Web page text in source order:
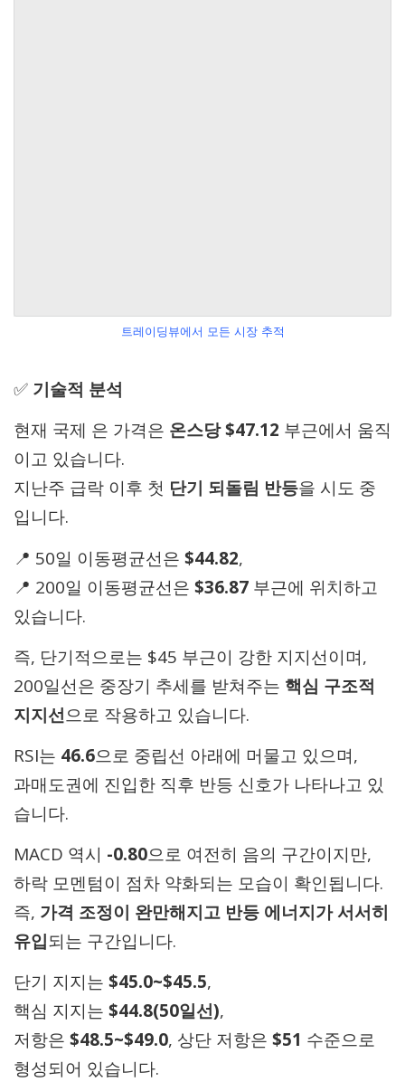
트레이딩뷰에서 모든 시장 추적
✅ 기술적 분석
현재 국제 은 가격은 온스당 $47.12 부근에서 움직
이고 있습니다.
지난주 급락 이후 첫 단기 되돌림 반등을 시도 중
입니다.
📍 50일 이동평균선은 $44.82,
📍 200일 이동평균선은 $36.87 부근에 위치하고
있습니다.
즉, 단기적으로는 $45 부근이 강한 지지선이며,
200일선은 중장기 추세를 받쳐주는 핵심 구조적
지지선으로 작용하고 있습니다.
RSI는 46.6으로 중립선 아래에 머물고 있으며,
과매도권에 진입한 직후 반등 신호가 나타나고 있
습니다.
MACD 역시 -0.80으로 여전히 음의 구간이지만,
하락 모멘텀이 점차 약화되는 모습이 확인됩니다.
즉, 가격 조정이 완만해지고 반등 에너지가 서서히
유입되는 구간입니다.
단기 지지는 $45.0~$45.5,
핵심 지지는 $44.8(50일선),
저항은 $48.5~$49.0, 상단 저항은 $51 수준으로
형성되어 있습니다.